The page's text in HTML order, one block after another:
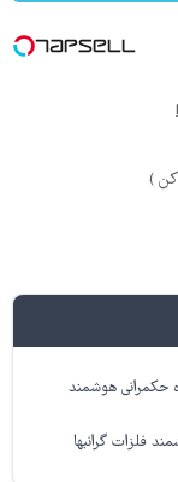
)
حکمرانی هوشمند
فلزات گرانبها